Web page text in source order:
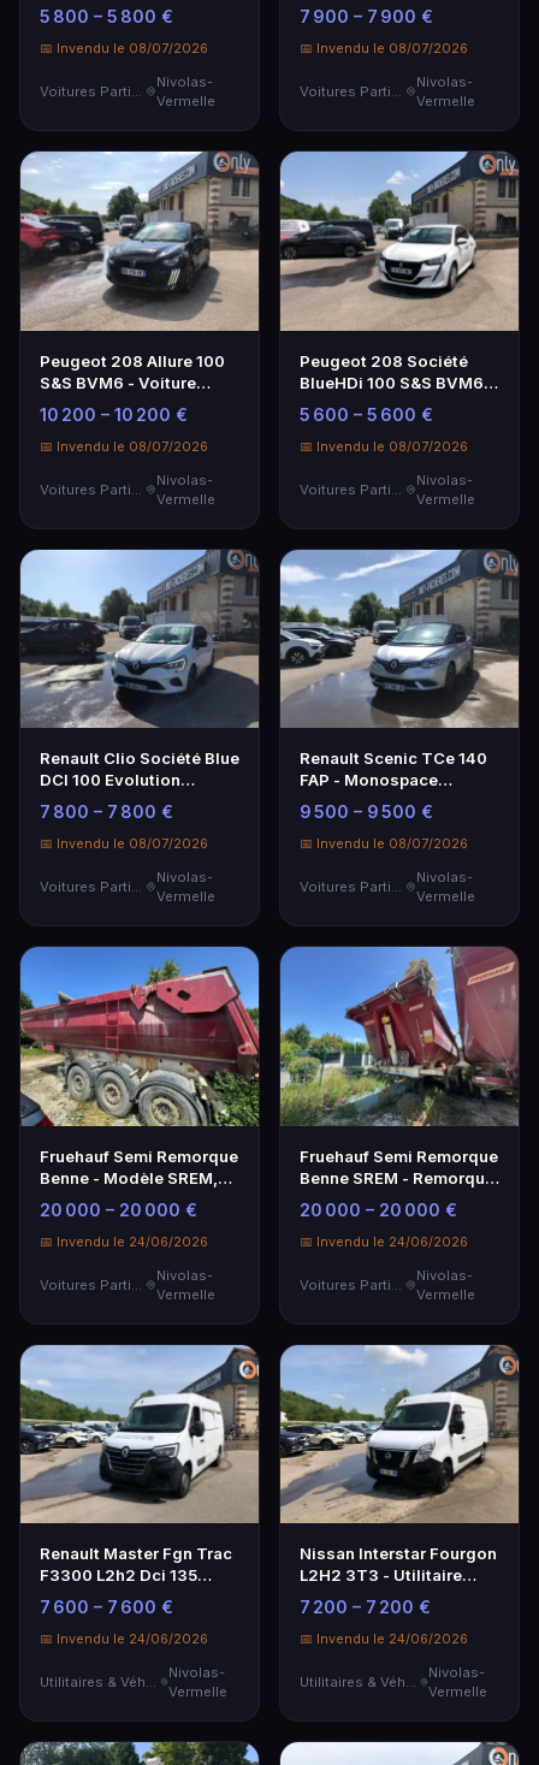
Utilitaire spacieux et
économique
5 800 – 5 800 €
📅 Invendu le 08/07/2026
Voitures Particulières
Nivolas-
Vermelle
Utilitaire Pratique
7 900 – 7 900 €
📅 Invendu le 08/07/2026
Voitures Particulières
Nivolas-
Vermelle
Peugeot 208 Allure 100
S&S BVM6 - Voiture
d'auto-école
10 200 – 10 200 €
📅 Invendu le 08/07/2026
Nivolas-
Vermelle
Peugeot 208 Société
BlueHDi 100 S&S BVM6
Premium - Compacte
Économique
5 600 – 5 600 €
📅 Invendu le 08/07/2026
Nivolas-
Vermelle
Renault Clio Société Blue
DCI 100 Evolution
Reversible - Voiture
d'occasion
7 800 – 7 800 €
📅 Invendu le 08/07/2026
Voitures Particulières
Nivolas-
Vermelle
Renault Scenic TCe 140
FAP - Monospace
Familial Économe
9 500 – 9 500 €
📅 Invendu le 08/07/2026
Voitures Particulières
Nivolas-
Vermelle
Fruehauf Semi Remorque
Benne - Modèle SREM,
Capacité de Charge
Élevée
20 000 – 20 000 €
📅 Invendu le 24/06/2026
Nivolas-
Vermelle
Fruehauf Semi Remorque
Benne SREM - Remorque
de Chantier
20 000 – 20 000 €
📅 Invendu le 24/06/2026
Nivolas-
Vermelle
Renault Master Fgn Trac
F3300 L2h2 Dci 135
Grand Confort - Utilitaire
d'occasion
7 600 – 7 600 €
📅 Invendu le 24/06/2026
Utilitaires & Véhicules de Société
Nivolas-
Vermelle
Nissan Interstar Fourgon
L2H2 3T3 - Utilitaire
Spacieux et Pratique
7 200 – 7 200 €
📅 Invendu le 24/06/2026
Utilitaires & Véhicules de Société
Nivolas-
Vermelle